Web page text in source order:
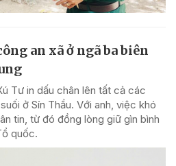
an xã ở ngã ba biên
Tư in dấu chân lên tất cả các
ở Sín Thầu. Với anh, việc khó
tin, từ đó đồng lòng giữ gìn bình
quốc.